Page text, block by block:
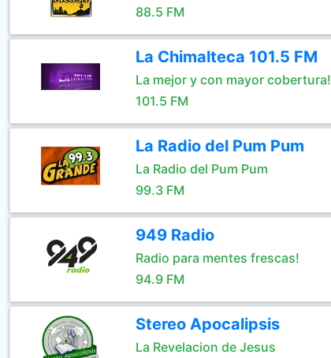
88.5 FM
La Chimalteca 101.5 FM
La mejor y con mayor cobertura!
101.5 FM
La Radio del Pum Pum
La Radio del Pum Pum
99.3 FM
949 Radio
Radio para mentes frescas!
94.9 FM
Stereo Apocalipsis
La Revelacion de Jesus